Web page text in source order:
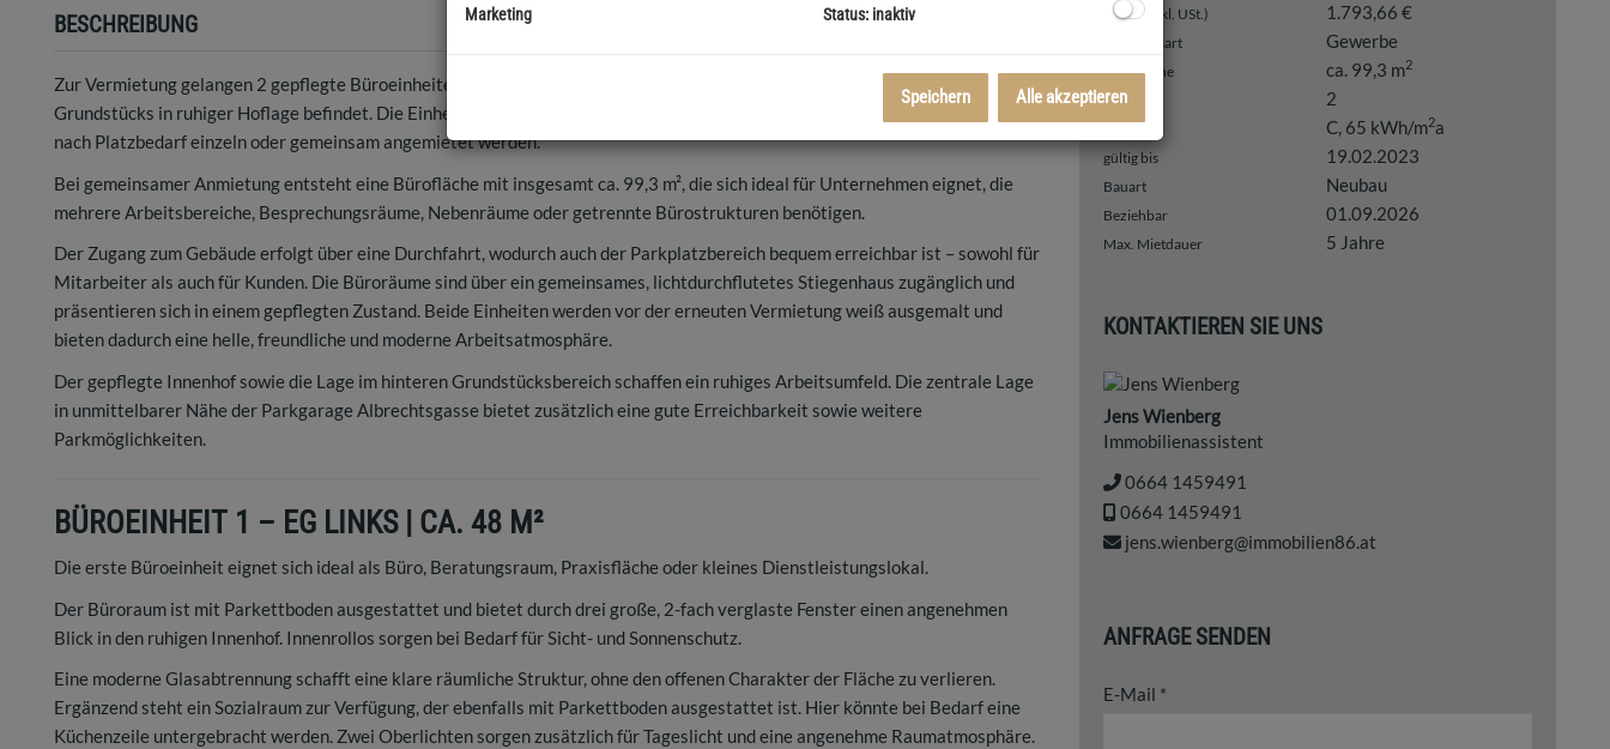
BESCHREIBUNG
Zur Vermietung gelangen 2 gepflegte Büroeinheiten im Erdgeschoss eines Gebäudes, das sich im hinteren Bereich des
Grundstücks in ruhiger Hoflage befindet. Die Einheiten verfügen über ca. 48 m² sowie ca. 51,3 m² Nutzfläche und können je
nach Platzbedarf einzeln oder gemeinsam angemietet werden.
Bei gemeinsamer Anmietung entsteht eine Bürofläche mit insgesamt ca. 99,3 m², die sich ideal für Unternehmen eignet, die
mehrere Arbeitsbereiche, Besprechungsräume, Nebenräume oder getrennte Bürostrukturen benötigen.
Der Zugang zum Gebäude erfolgt über eine Durchfahrt, wodurch auch der Parkplatzbereich bequem erreichbar ist – sowohl für
Mitarbeiter als auch für Kunden. Die Büroräume sind über ein gemeinsames, lichtdurchflutetes Stiegenhaus zugänglich und
präsentieren sich in einem gepflegten Zustand. Beide Einheiten werden vor der erneuten Vermietung weiß ausgemalt und
bieten dadurch eine helle, freundliche und moderne Arbeitsatmosphäre.
Der gepflegte Innenhof sowie die Lage im hinteren Grundstücksbereich schaffen ein ruhiges Arbeitsumfeld. Die zentrale Lage
in unmittelbarer Nähe der Parkgarage Albrechtsgasse bietet zusätzlich eine gute Erreichbarkeit sowie weitere
Parkmöglichkeiten.
BÜROEINHEIT 1 – EG LINKS | CA. 48 M²
Die erste Büroeinheit eignet sich ideal als Büro, Beratungsraum, Praxisfläche oder kleines Dienstleistungslokal.
Der Büroraum ist mit Parkettboden ausgestattet und bietet durch drei große, 2-fach verglaste Fenster einen angenehmen
Blick in den ruhigen Innenhof. Innenrollos sorgen bei Bedarf für Sicht- und Sonnenschutz.
Eine moderne Glasabtrennung schafft eine klare räumliche Struktur, ohne den offenen Charakter der Fläche zu verlieren.
Ergänzend steht ein Sozialraum zur Verfügung, der ebenfalls mit Parkettboden ausgestattet ist. Hier könnte bei Bedarf eine
Küchenzeile untergebracht werden. Zwei Oberlichten sorgen zusätzlich für Tageslicht und eine angenehme Raumatmosphäre.
Miete (exkl. USt.) 1.793,66 €
Nutzungsart Gewerbe
Bürofläche ca. 99,3 m2
WC 2
C, 65 kWh/m2a
gültig bis 19.02.2023
Bauart Neubau
Beziehbar 01.09.2026
Max. Mietdauer 5 Jahre
KONTAKTIEREN SIE UNS
Jens Wienberg
Immobilienassistent
0664 1459491
0664 1459491
jens.wienberg@immobilien86.at
ANFRAGE SENDEN
E-Mail
Marketing Status: inaktiv
Speichern Alle akzeptieren